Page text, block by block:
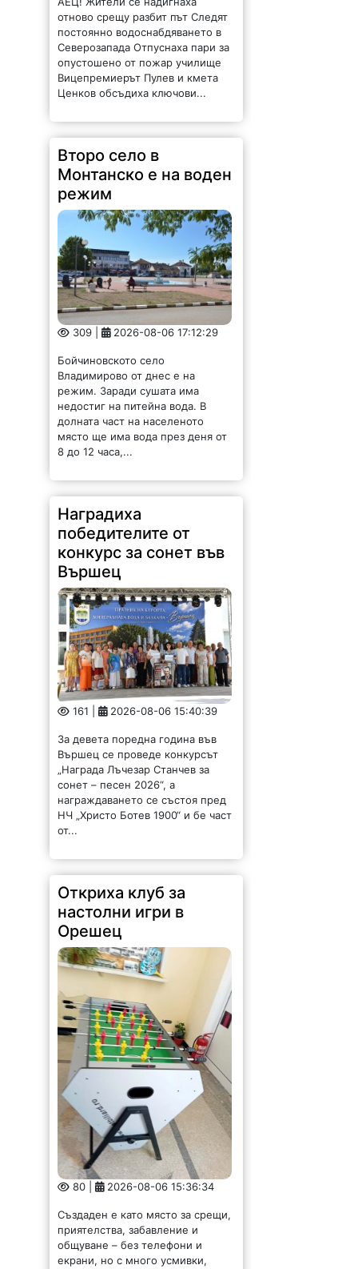
отново срещу разбит път Следят
постоянно водоснабдяването в
Северозапада Отпуснаха пари за
опустошено от пожар училище
Вицепремиерът Пулев и кмета
Ценков обсъдиха ключови...
Второ село в
Монтанско е на воден
режим
309 | 2026-08-06 17:12:29
Владимирово от днес е на
режим. Заради сушата има
недостиг на питейна вода. В
долната част на населеното
място ще има вода през деня от
8 до 12 часа,...
Наградиха
победителите от
конкурс за сонет във
Вършец
161 | 2026-08-06 15:40:39
Вършец се проведе конкурсът
„Награда Лъчезар Станчев за
сонет – песен 2026“, а
награждаването се състоя пред
НЧ „Христо Ботев 1900“ и бе част
от...
Откриха клуб за
настолни игри в
Орешец
80 | 2026-08-06 15:36:34
приятелства, забавление и
общуване – без телефони и
екрани, но с много усмивки,
емоции и споделени мигове.